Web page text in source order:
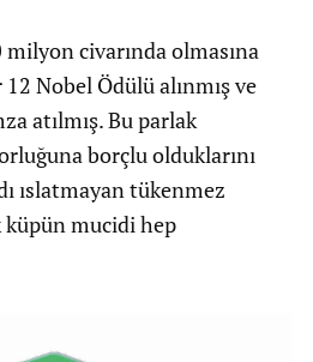
civarında olmasına
Nobel Ödülü alınmış ve
atılmış. Bu parlak
borçlu olduklarını
ıslatmayan tükenmez
mucidi hep